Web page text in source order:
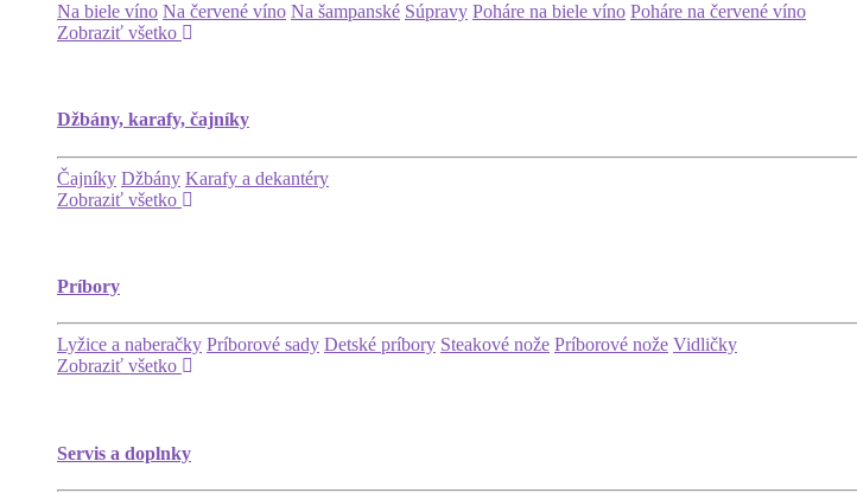
Na biele víno Na červené víno Na šampanské Súpravy Poháre na biele víno Poháre na červené víno
Zobraziť všetko
Džbány, karafy, čajníky
Čajníky Džbány Karafy a dekantéry
Zobraziť všetko
Príbory
Lyžice a naberačky Príborové sady Detské príbory Steakové nože Príborové nože Vidličky
Zobraziť všetko
Servis a doplnky